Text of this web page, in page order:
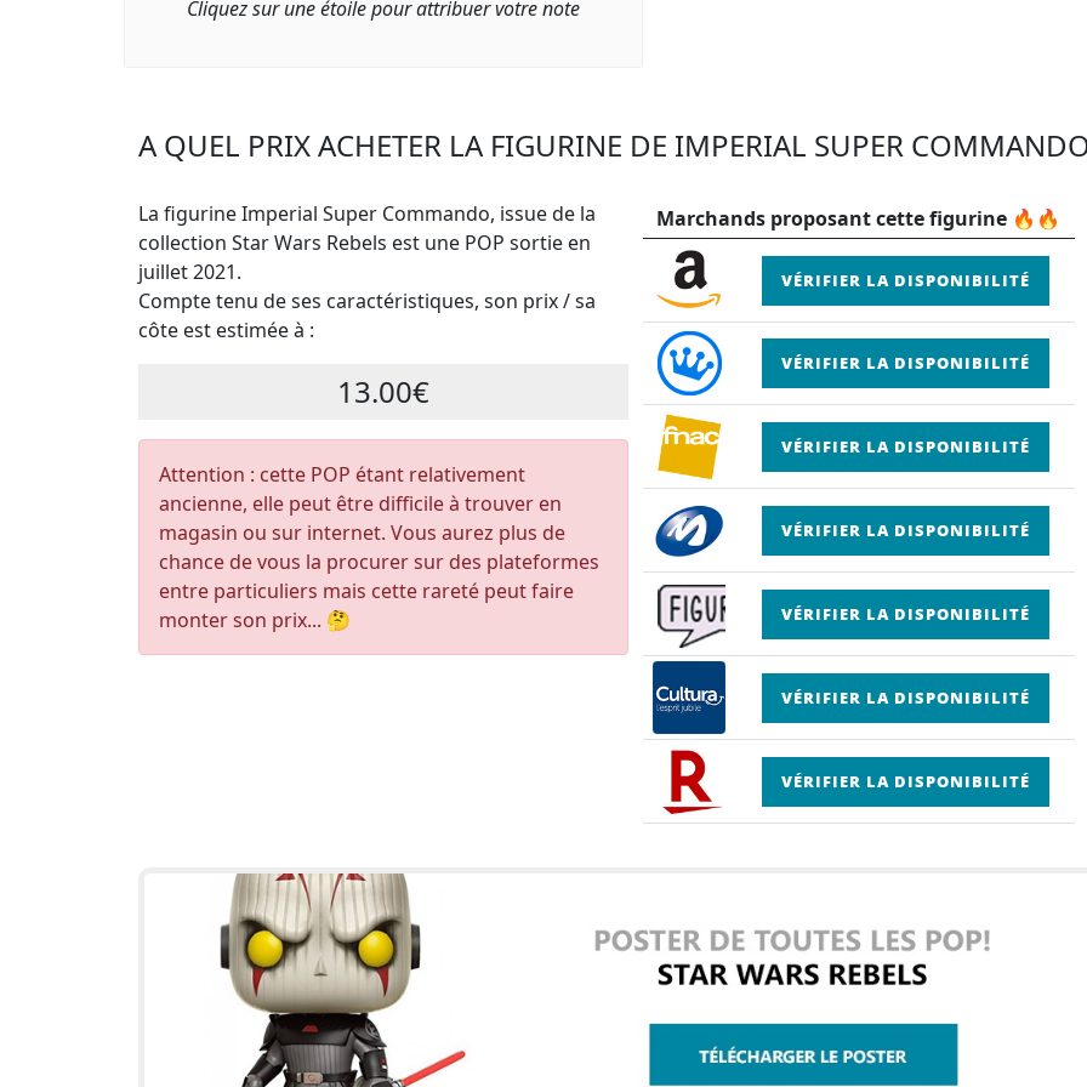
Cliquez sur une étoile pour attribuer votre note
A QUEL PRIX ACHETER LA FIGURINE DE IMPERIAL SUPER
La figurine Imperial Super Commando, issue de la
collection Star Wars Rebels est une POP sortie en
juillet 2021.
Compte tenu de ses caractéristiques, son prix / sa
côte est estimée à :
13.00€
Attention : cette POP étant relativement
ancienne, elle peut être difficile à trouver en
magasin ou sur internet. Vous aurez plus de
chance de vous la procurer sur des plateformes
entre particuliers mais cette rareté peut faire
monter son prix... 🤔
Marchands proposant cette figurine 🔥🔥
VÉRIFIER LA DISPONIBILITÉ
VÉRIFIER LA DISPONIBILITÉ
VÉRIFIER LA DISPONIBILITÉ
VÉRIFIER LA DISPONIBILITÉ
VÉRIFIER LA DISPONIBILITÉ
VÉRIFIER LA DISPONIBILITÉ
VÉRIFIER LA DISPONIBILITÉ